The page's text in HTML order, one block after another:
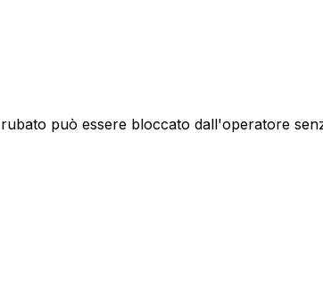
può essere bloccato dall'operatore